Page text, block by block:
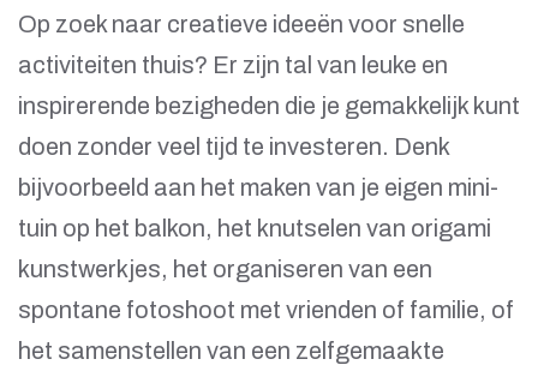
Op zoek naar creatieve ideeën voor snelle
activiteiten thuis? Er zijn tal van leuke en
inspirerende bezigheden die je gemakkelijk kunt
doen zonder veel tijd te investeren. Denk
bijvoorbeeld aan het maken van je eigen mini-
tuin op het balkon, het knutselen van origami
kunstwerkjes, het organiseren van een
spontane fotoshoot met vrienden of familie, of
het samenstellen van een zelfgemaakte